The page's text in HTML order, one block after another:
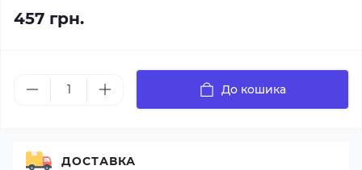
457 грн.
До кошика
ДОСТАВКА